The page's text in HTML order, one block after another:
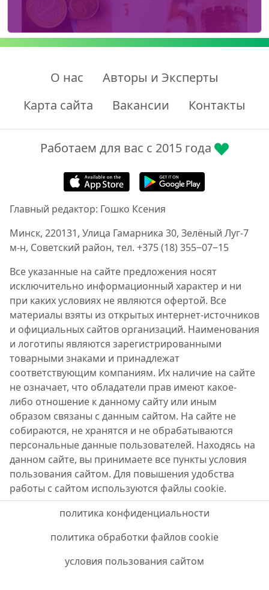
О нас
Авторы и Эксперты
Карта сайта
Вакансии Контакты
Работаем для вас с 2015 года
Главный редактор: Гошко Ксения
Минск, 220131, Улица Гамарника 30, Зелёный Луг-7
м-н, Советский район, тел. +375 (18) 355‒07‒15
Все указанные на сайте предложения носят
исключительно информационный характер и ни
при каких условиях не являются офертой. Все
материалы взяты из открытых интернет-источников
и официальных сайтов организаций. Наименования
и логотипы являются зарегистрированными
товарными знаками и принадлежат
соответствующим компаниям. Их наличие на сайте
не означает, что обладатели прав имеют какое-
либо отношение к данному сайту или иным
образом связаны с данным сайтом. На сайте не
собираются, не хранятся и не обрабатываются
персональные данные пользователей. Находясь на
данном сайте, вы принимаете все пункты условия
пользования сайтом. Для повышения удобства
работы с сайтом используются файлы cookie.
политика конфиденциальности
политика обработки файлов cookie
условия пользования сайтом